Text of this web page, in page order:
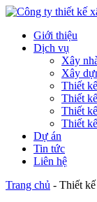
Giới thiệu
Dịch vụ
Xây
Xây
Thiết
Thiết
Thiết
Thiết
Dự án
Tin tức
Liên hệ
Trang chủ - Thiết